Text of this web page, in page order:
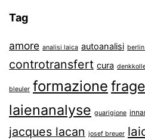
Tag
amore analisi laica autoanalisi
controtransfert cura
bleuler formazione
laienanalyse guarigione
jacques lacan josef breuer